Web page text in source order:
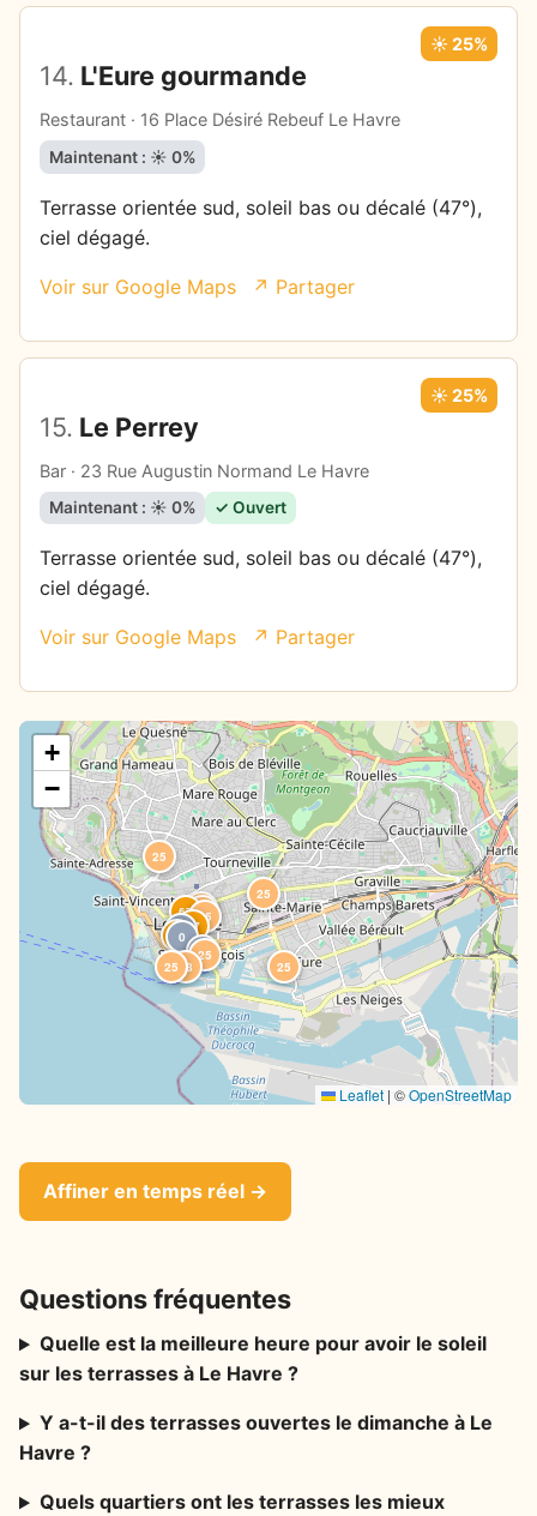
14. L'Eure gourmande
Restaurant · 16 Place Désiré Rebeuf Le Havre
☀️ 25%
Maintenant : ☀️ 0%
Terrasse orientée sud, soleil bas ou décalé (47°),
ciel dégagé.
Voir sur Google Maps ↗ Partager
15. Le Perrey
Bar · 23 Rue Augustin Normand Le Havre
☀️ 25%
Maintenant : ☀️ 0% ✓ Ouvert
Terrasse orientée sud, soleil bas ou décalé (47°),
ciel dégagé.
Voir sur Google Maps ↗ Partager
67
28
25
67
0
25
25
25
0
25
67
0
25
25
25
+
−
Leaflet | ©OpenStreetMap
Affiner en temps réel →
Questions fréquentes
Quelle est la meilleure heure pour avoir le soleil
sur les terrasses à Le Havre ?
Y a-t-il des terrasses ouvertes le dimanche à Le
Havre ?
Quels quartiers ont les terrasses les mieux